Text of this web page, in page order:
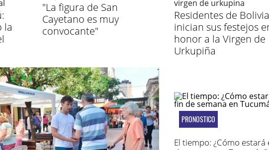
la
"La figura de San
Cayetano es muy
convocante"
Residentes de Bolivia
inician sus festejos
honor a la Virgen de
Urkupiña
PRONOSTICO
El tiempo: ¿Cómo estará